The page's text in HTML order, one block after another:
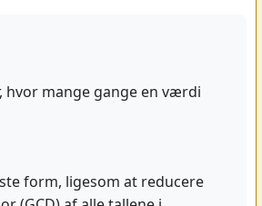
hvor mange gange en værdi
form, ligesom at reducere